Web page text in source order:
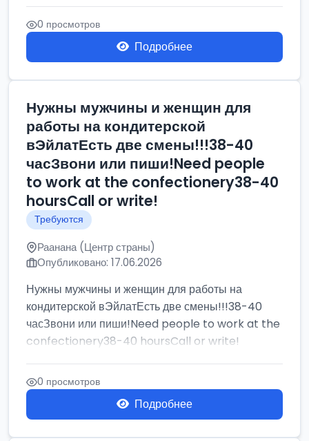
0 просмотров
Подробнее
Нужны мужчины и женщин для
работы на кондитерской
вЭйлатЕсть две смены!!!38-40
часЗвони или пиши!Need people
to work at the confectionery38-40
hoursCall or write!
Требуются
Раанана (Центр страны)
Опубликовано: 17.06.2026
Нужны мужчины и женщин для работы на
кондитерской вЭйлатЕсть две смены!!!38-40
часЗвони или пиши!Need people to work at the
confectionery38-40 hoursCall or write!
0 просмотров
Подробнее